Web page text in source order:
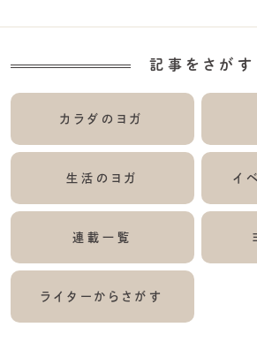
記事をさがす
カラダのヨガ
生活のヨガ イ
連載一覧
ライターからさがす